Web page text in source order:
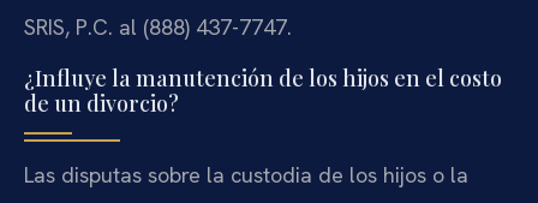
SRIS, P.C. al (888) 437-7747.
¿Influye la manutención de los hijos en el costo
de un divorcio?
Las disputas sobre la custodia de los hijos o la